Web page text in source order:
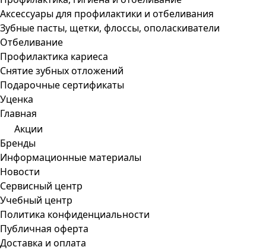
Аксессуары для профилактики и отбеливания
Зубные пасты, щетки, флоссы, ополаскиватели
Отбеливание
Профилактика кариеса
Снятие зубных отложений
Подарочные сертификаты
Уценка
Главная
Акции
Бренды
Информационные материалы
Новости
Сервисный центр
Учебный центр
Политика конфиденциальности
Публичная оферта
Доставка и оплата